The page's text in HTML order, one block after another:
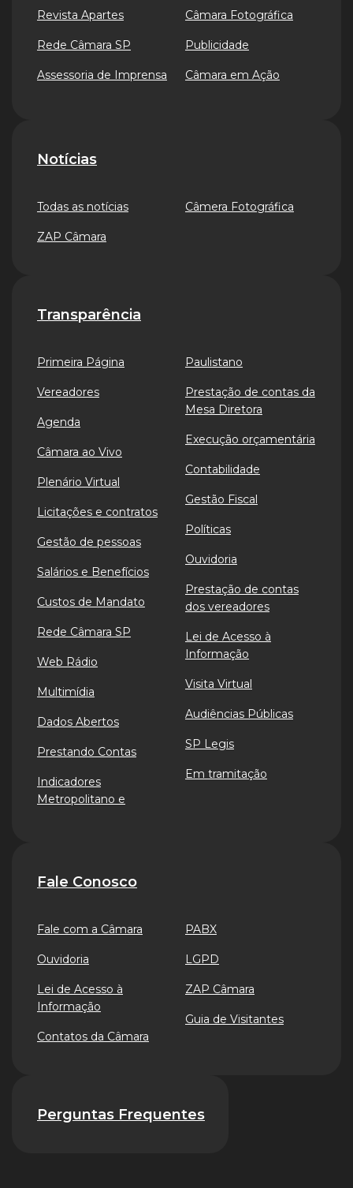
Revista Apartes
Rede Câmara SP
Assessoria de Imprensa
Câmara Fotográfica
Publicidade
Câmara em Ação
Notícias
Todas as notícias
ZAP Câmara
Câmera Fotográfica
Transparência
Primeira Página
Vereadores
Agenda
Câmara ao Vivo
Plenário Virtual
Licitações e contratos
Gestão de pessoas
Salários e Benefícios
Custos de Mandato
Rede Câmara SP
Web Rádio
Multimídia
Dados Abertos
Prestando Contas
Indicadores
Metropolitano e
Paulistano
Prestação de contas da
Mesa Diretora
Execução orçamentária
Contabilidade
Gestão Fiscal
Políticas
Ouvidoria
Prestação de contas
dos vereadores
Lei de Acesso à
Informação
Visita Virtual
Audiências Públicas
SP Legis
Em tramitação
Fale Conosco
Fale com a Câmara
Ouvidoria
Lei de Acesso à
Informação
Contatos da Câmara
PABX
LGPD
ZAP Câmara
Guia de Visitantes
Perguntas Frequentes